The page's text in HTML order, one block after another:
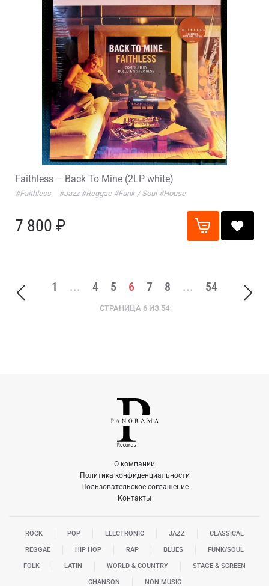
Faithless – Back To Mine (2LP white)
#Faithless #Jazz #Reggae #Funk / Soul #House
7 800 ₽
1 ... 4 5 6 7 8 ... 54
СТРАНИЦА 6 ИЗ 54
О компании
Политика конфиденциальности
Пользовательское соглашение
Контакты
ROCK POP ELECTRONIC JAZZ CLASSICAL
REGGAE HIP HOP RAP BLUES FUNK/SOUL
FOLK LATIN WORLD & COUNTRY STAGE & SCREEN
CHANSON NON MUSIC